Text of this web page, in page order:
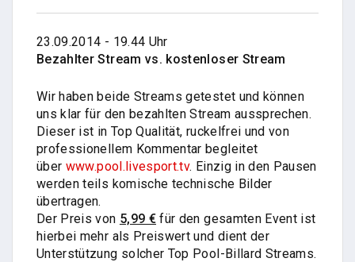
23.09.2014 - 19.44 Uhr
Bezahlter Stream vs. kostenloser Stream
Wir haben beide Streams getestet und können
uns klar für den bezahlten Stream aussprechen.
Dieser ist in Top Qualität, ruckelfrei und von
professionellem Kommentar begleitet
über www.pool.livesport.tv. Einzig in den Pausen
werden teils komische technische Bilder
übertragen.
Der Preis von 5,99 € für den gesamten Event ist
hierbei mehr als Preiswert und dient der
Unterstützung solcher Top Pool-Billard Streams.